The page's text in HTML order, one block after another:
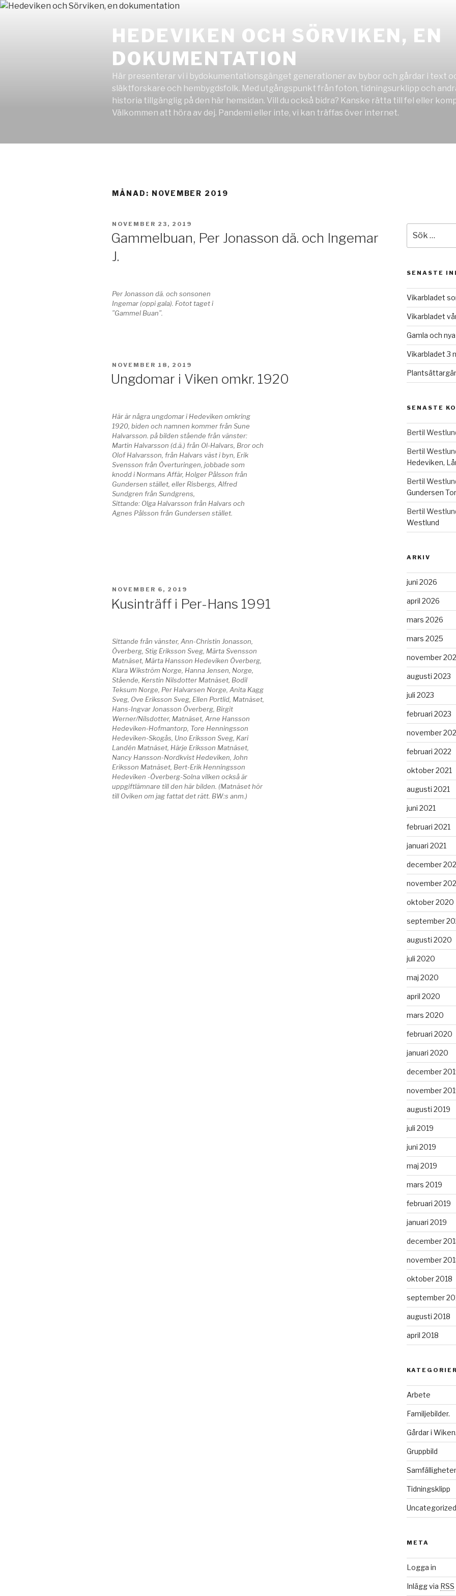
Hoppa
HEDEVIKEN OCH SÖRVIKEN, EN
DOKUMENTATION
Här presenterar vi i bydokumentationsgänget generationer av bybor och gårdar i text
släktforskare och hembygdsfolk. Med utgångspunkt från foton, tidningsurklipp och
historia tillgänglig på den här hemsidan. Vill du också bidra? Kanske rätta till fel eller
Välkommen att höra av dej. Pandemi eller inte, vi kan träffas över internet.
MÅNAD: NOVEMBER 2019
PUBLICERAT
NOVEMBER 23, 2019
Gammelbuan, Per Jonasson dä. och Ingemar
J.
Per Jonasson dä. och sonsonen
Ingemar (oppi gala). Fotot taget i
”Gammel Buan”.
PUBLICERAT
NOVEMBER 18, 2019
Ungdomar i Viken omkr. 1920
Här är några ungdomar i Hedeviken omkring
1920, biden och namnen kommer från Sune
Halvarsson. på bilden stående från vänster:
Martin Halvarsson (d.ä.) från Ol-Halvars, Bror och
Olof Halvarsson, från Halvars väst i byn, Erik
Svensson från Överturingen, jobbade som
knodd i Normans Affär, Holger Pålsson från
Gundersen stället, eller Risbergs, Alfred
Sundgren från Sundgrens,
Sittande: Olga Halvarsson från Halvars och
Agnes Pålsson från Gundersen stället.
PUBLICERAT
NOVEMBER 6, 2019
Kusinträff i Per-Hans 1991
Sittande från vänster, Ann-Christin Jonasson,
Överberg, Stig Eriksson Sveg, Märta Svensson
Matnäset, Märta Hansson Hedeviken Överberg,
Klara Wikström Norge, Hanna Jensen, Norge,
Stående, Kerstin Nilsdotter Matnäset, Bodil
Teksum Norge, Per Halvarsen Norge, Anita Kagg
Sveg, Ove Eriksson Sveg, Ellen Portlid, Matnäset,
Hans-Ingvar Jonasson Överberg, Birgit
Werner/Nilsdotter, Matnäset, Arne Hansson
Hedeviken-Hofmantorp, Tore Henningsson
Hedeviken-Skogås, Uno Eriksson Sveg, Kari
Landén Matnäset, Härje Eriksson Matnäset,
Nancy Hansson-Nordkvist Hedeviken, John
Eriksson Matnäset, Bert-Erik Henningsson
Hedeviken -Överberg-Solna vilken också är
uppgiftlämnare till den här bilden. (Matnäset hör
till Oviken om jag fattat det rätt. BW:s anm.)
efter:
SENASTE
Vikarbladet
Vikarbladet
Gamla och
Vikarbladet 3
SENASTE
Bertil
Bertil
Hedeviken,
Bertil
Gundersen
Bertil
Westlund
ARKIV
juni 2026
april 2026
mars 2026
mars 2025
november
augusti 2023
juli 2023
februari 2023
november
februari 2022
oktober 2021
augusti 2021
juni 2021
februari 2021
januari 2021
december
november
oktober 2020
september
augusti 2020
juli 2020
maj 2020
april 2020
mars 2020
februari 2020
januari 2020
december
november
augusti 2019
juli 2019
juni 2019
maj 2019
mars 2019
februari 2019
januari 2019
december
november
oktober 2018
september
augusti 2018
april 2018
KATEGORIER
Arbete
Familjebilder.
Gårdar i Wiken.
Gruppbild
Tidningsklipp
Uncategorized
META
Logga in
Inlägg via RSS